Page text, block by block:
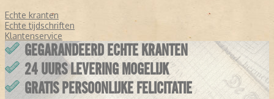
Echte kranten
Echte tijdschriften
Klantenservice
GEGARANDEERD ECHTE KRANTEN
24 UURS LEVERING MOGELIJK
GRATIS PERSOONLIJKE FELICITATIE